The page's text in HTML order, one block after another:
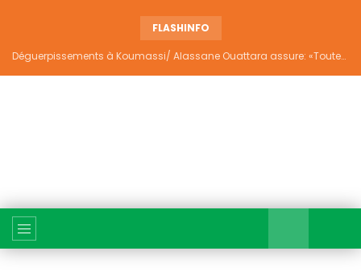
FLASHINFO
Déguerpissements à Koumassi/ Alassane Ouattara assure: «Toutes les responsabilités seront établies et elles donneront lieu aux sanctions prévues par la loi»